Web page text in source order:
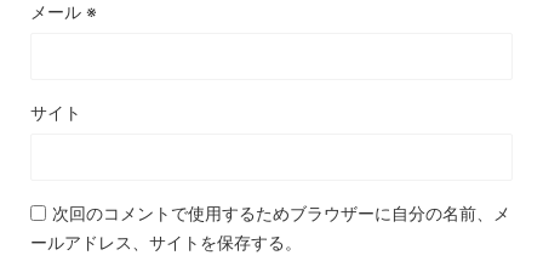
メール ※
サイト
次回のコメントで使用するためブラウザーに自分の名前、メ
ールアドレス、サイトを保存する。